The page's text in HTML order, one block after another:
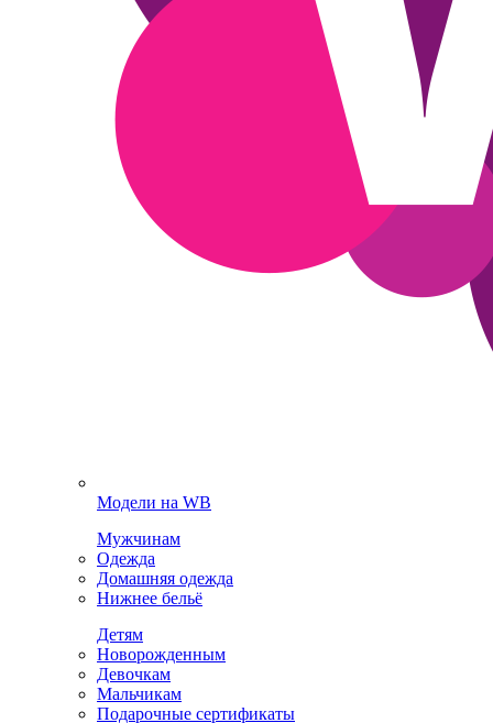
Модели на WB
Мужчинам
Одежда
Домашняя одежда
Нижнее бельё
Детям
Новорожденным
Девочкам
Мальчикам
Подарочные сертификаты